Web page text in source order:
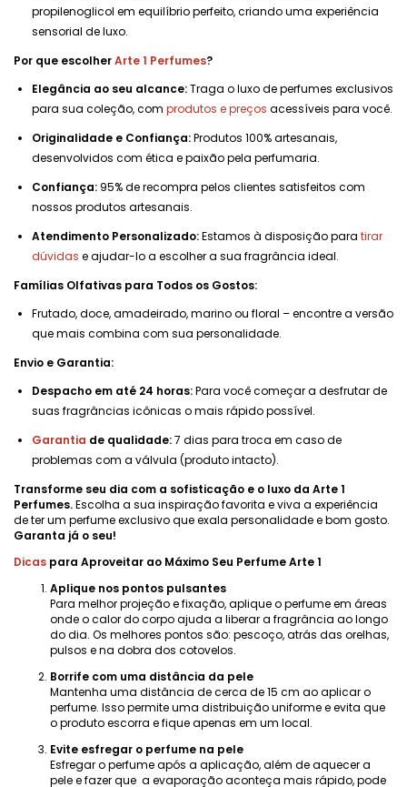
propilenoglicol em equilíbrio perfeito, criando uma experiência
sensorial de luxo.
Por que escolherArte 1 Perfumes?
Elegância ao seu alcance:Traga o luxo de perfumes exclusivos
para sua coleção, com produtos e preços acessíveis para você.
Originalidade e Confiança:Produtos 100% artesanais,
desenvolvidos com ética e paixão pela perfumaria.
Confiança: 95% de recompra pelos clientes satisfeitos com
nossos produtos artesanais.
Atendimento Personalizado:Estamos à disposição para tirar
dúvidas e ajudar-lo a escolher a sua fragrância ideal.
Famílias Olfativas para Todos os Gostos:
Frutado, doce, amadeirado, marino ou floral – encontre a versão
que mais combina com sua personalidade.
Envio e Garantia:
Despacho em até 24 horas:Para você começar a desfrutar de
suas fragrâncias icônicas o mais rápido possível.
Garantia de qualidade:7 dias para troca em caso de
problemas com a válvula (produto intacto).
Transforme seu dia com a sofisticação e o luxo da Arte 1
Perfumes.Escolha a sua inspiração favorita e viva a experiência
de ter um perfume exclusivo que exala personalidade e bom gosto.
Garanta já o seu!
Dicas para Aproveitar ao Máximo Seu Perfume Arte 1
Aplique nos pontos pulsantes
Para melhor projeção e fixação, aplique o perfume em áreas
onde o calor do corpo ajuda a liberar a fragrância ao longo
do dia. Os melhores pontos são: pescoço, atrás das orelhas,
pulsos e na dobra dos cotovelos.
Borrife com uma distância da pele
Mantenha uma distância de cerca de 15 cm ao aplicar o
perfume. Isso permite uma distribuição uniforme e evita que
o produto escorra e fique apenas em um local.
Evite esfregar o perfume na pele
Esfregar o perfume após a aplicação, além de aquecer a
pele e fazer que a evaporação aconteça mais rápido, pode